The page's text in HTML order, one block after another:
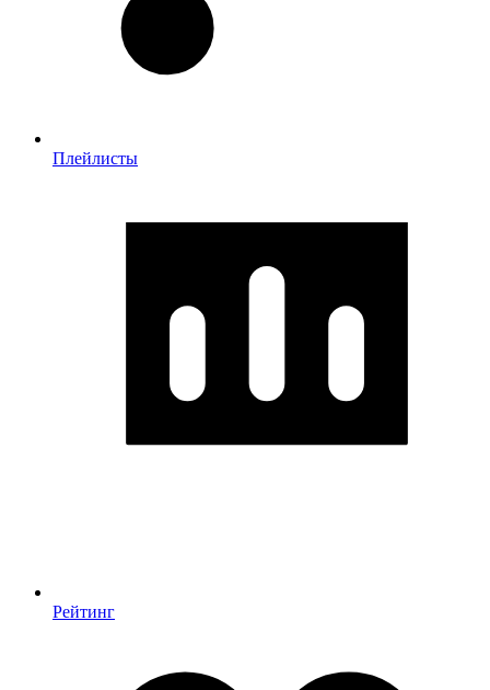
Плейлисты
Рейтинг